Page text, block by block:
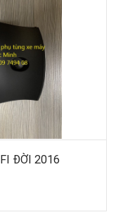
ĐỜI 2016